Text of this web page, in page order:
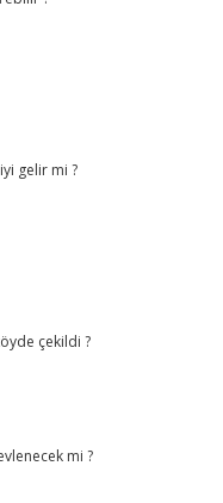
gelir mi ?
çekildi ?
mi ?